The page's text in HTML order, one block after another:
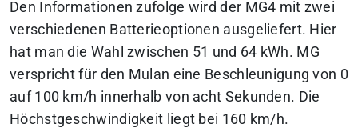
Den Informationen zufolge wird der MG4 mit zwei
verschiedenen Batterieoptionen ausgeliefert. Hier
hat man die Wahl zwischen 51 und 64 kWh. MG
verspricht für den Mulan eine Beschleunigung von 0
auf 100 km/h innerhalb von acht Sekunden. Die
Höchstgeschwindigkeit liegt bei 160 km/h.